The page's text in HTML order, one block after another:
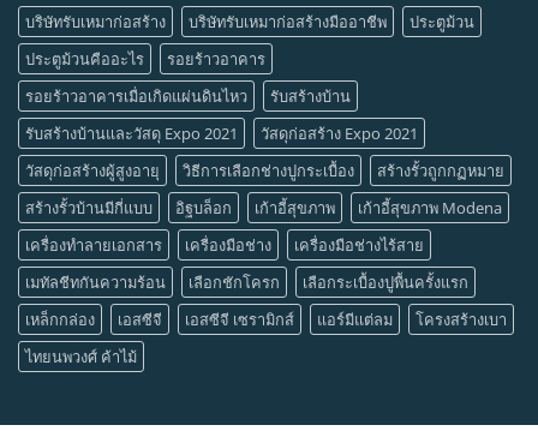
บริษัทรับเหมาก่อสร้าง
บริษัทรับเหมาก่อสร้างมืออาชีพ
ประตูม้วน
ประตูม้วนคืออะไร
รอยร้าวอาคาร
รอยร้าวอาคารเมื่อเกิดแผ่นดินไหว
รับสร้างบ้าน
รับสร้างบ้านและวัสดุ Expo 2021
วัสดุก่อสร้าง Expo 2021
วัสดุก่อสร้างผู้สูงอายุ
วิธีการเลือกช่างปูกระเบื้อง
สร้างรั้วถูกกฏหมาย
สร้างรั้วบ้านมีกี่แบบ
อิฐบล็อก เก้าอี้สุขภาพ
เก้าอี้สุขภาพ Modena
เครื่องทำลายเอกสาร
เครื่องมือช่าง
เครื่องมือช่างไร้สาย
เมทัลชีทกันความร้อน
เลือกชักโครก
เลือกระเบื้องปูพื้นครั้งแรก
เหล็กกล่อง
เอสซีจี เอสซีจี เซรามิกส์ แอร์มีแต่ลม
โครงสร้างเบา
ไทยนพวงศ์ ค้าไม้